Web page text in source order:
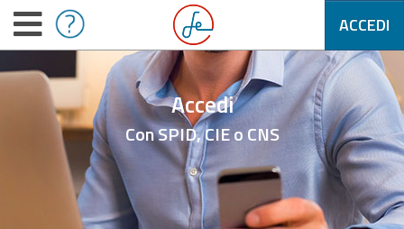
ACCEDI
Accedi
Con SPID, CIE o CNS